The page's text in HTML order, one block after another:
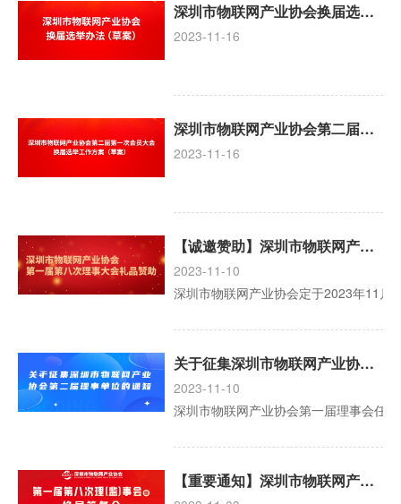
深圳市物联网产业协会换届选举办法（草案）
2023-11-16
深圳市物联网产业协会第二届第一次会员大会换届选举工作方案（草案）
2023-11-16
【诚邀赞助】深圳市物联网产业协会第一届第八次理事大会礼品赞助
2023-11-10
深圳市物联网产业协会定于2023年11月
关于征集深圳市物联网产业协会第二届理事单位的通知
2023-11-10
深圳市物联网产业协会第一届理事会任
【重要通知】深圳市物联网产业协会第一届第八次理（监）事会暨换届筹备会开始报名！